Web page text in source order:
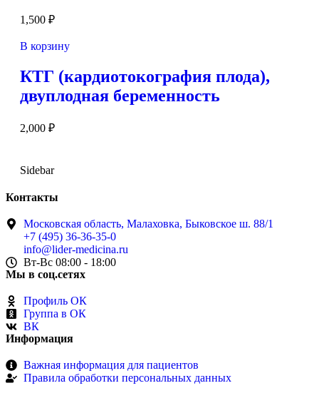
1,500 ₽
В корзину
КТГ (кардиотокография плода),
двуплодная беременность
2,000 ₽
Sidebar
Контакты
Московская область, Малаховка, Быковское ш. 88/1
+7 (495) 36-36-35-0
info@lider-medicina.ru
Вт-Вс 08:00 - 18:00
Мы в соц.сетях
Профиль ОК
Группа в ОК
ВК
Информация
Важная информация для пациентов
Правила обработки персональных данных